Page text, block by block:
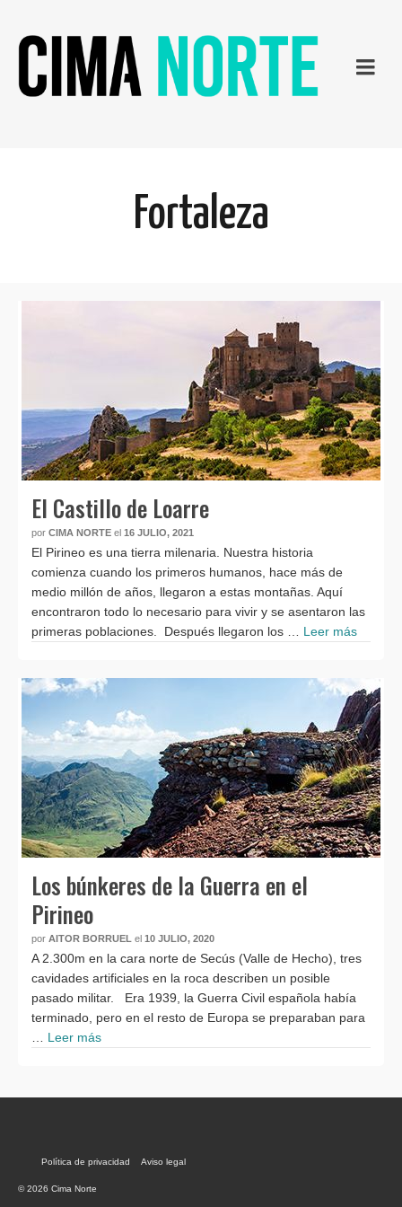
Fortaleza
El Castillo de Loarre
por CIMA NORTE el 16 JULIO, 2021
El Pirineo es una tierra milenaria. Nuestra historia
comienza cuando los primeros humanos, hace más de
medio millón de años, llegaron a estas montañas. Aquí
encontraron todo lo necesario para vivir y se asentaron las
primeras poblaciones. Después llegaron los … Leer más
Los búnkeres de la Guerra en el
Pirineo
por AITOR BORRUEL el 10 JULIO, 2020
A 2.300m en la cara norte de Secús (Valle de Hecho), tres
cavidades artificiales en la roca describen un posible
pasado militar. Era 1939, la Guerra Civil española había
terminado, pero en el resto de Europa se preparaban para
Leer más
Política de privacidad Aviso legal
© 2026 Cima Norte